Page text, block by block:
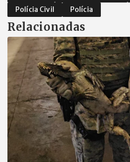
Polícia Civil
Polícia
Relacionadas